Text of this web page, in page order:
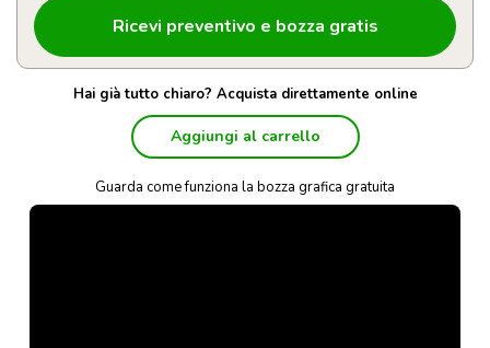
Hai già tutto chiaro? Acquista direttamente online
Aggiungi al carrello
Guarda come funziona la bozza grafica gratuita